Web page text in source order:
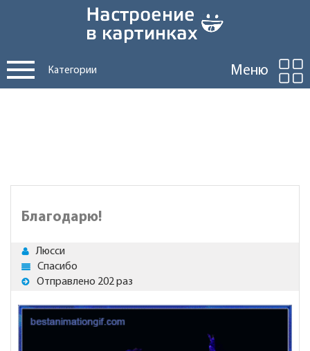
Категории Меню
Благодарю!
Люсси
Спасибо
Отправлено 202 раз